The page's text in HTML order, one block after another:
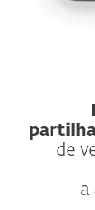
de
a